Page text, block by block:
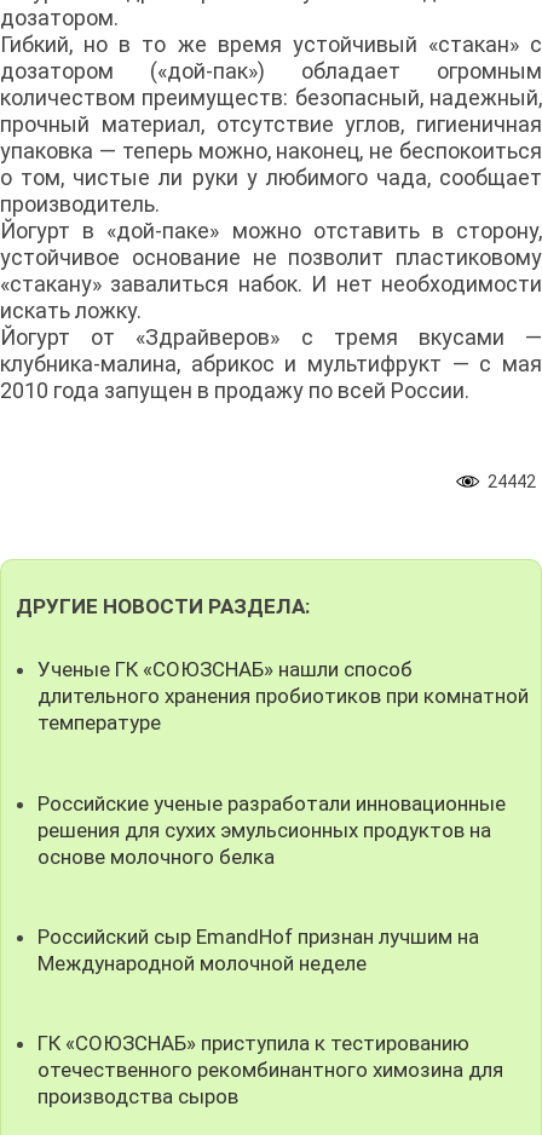
дозатором.
Гибкий, но в то же время устойчивый «стакан» с
дозатором («дой-пак») обладает огромным
количеством преимуществ: безопасный, надежный,
прочный материал, отсутствие углов, гигиеничная
упаковка — теперь можно, наконец, не беспокоиться
о том, чистые ли руки у любимого чада, сообщает
производитель.
Йогурт в «дой-паке» можно отставить в сторону,
устойчивое основание не позволит пластиковому
«стакану» завалиться набок. И нет необходимости
искать ложку.
Йогурт от «Здрайверов» с тремя вкусами —
клубника-малина, абрикос и мультифрукт — с мая
2010 года запущен в продажу по всей России.
24442
ДРУГИЕ НОВОСТИ РАЗДЕЛА:
Ученые ГК «СОЮЗСНАБ» нашли способ
длительного хранения пробиотиков при комнатной
температуре
Российские ученые разработали инновационные
решения для сухих эмульсионных продуктов на
основе молочного белка
Российский сыр EmandHof признан лучшим на
Международной молочной неделе
ГК «СОЮЗСНАБ» приступила к тестированию
отечественного рекомбинантного химозина для
производства сыров